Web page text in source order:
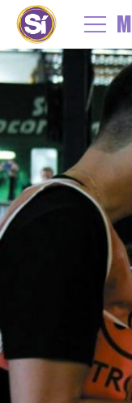
LA MISIÓN SOLIDARIA
Byadmin | Published 22